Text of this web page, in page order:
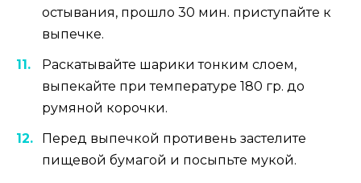
остывания, прошло 30 мин. приступайте к
выпечке.
Раскатывайте шарики тонким слоем,
выпекайте при температуре 180 гр. до
румяной корочки.
Перед выпечкой противень застелите
пищевой бумагой и посыпьте мукой.